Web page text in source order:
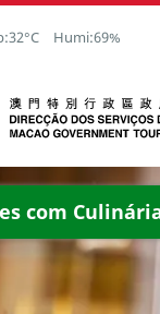
32°C Humi:69%
Serviços de
com